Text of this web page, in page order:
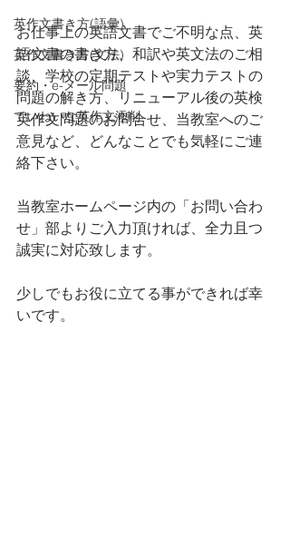
英作文書き方(語彙)
英作文書き方(文法)
要約・e-メール問題
ていねいな英作文添削
お仕事上の英語文書でご不明な点、英
語文書の書き方、和訳や英文法のご相
談、学校の定期テストや実力テストの
問題の解き方、リニューアル後の英検
英作文問題のお問合せ、当教室へのご
意見など、どんなことでも気軽にご連
絡下さい。
当教室ホームページ内の「お問い合わ
せ」部よりご入力頂ければ、全力且つ
誠実に対応致します。
少しでもお役に立てる事ができれば幸
いです。